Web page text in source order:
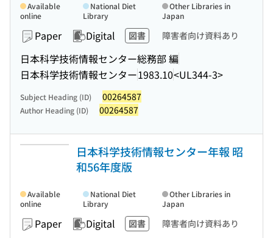
Paper Digital 図書 障害者向け資料あり
日本科学技術情報センター総務部 編
日本科学技術情報センター1983.10<UL344-3>
Available
online
National Diet
Library
Other Libraries in
Japan
Subject Heading (ID) 00264587
Author Heading (ID) 00264587
日本科学技術情報センター年報 昭
和56年度版
Paper Digital 図書 障害者向け資料あり
Available
online
National Diet
Library
Other Libraries in
Japan